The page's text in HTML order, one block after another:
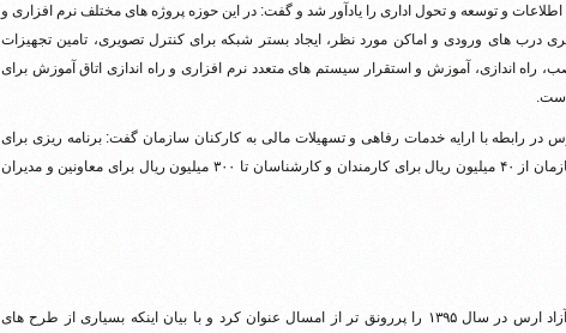
و توسعه و تحول اداری را یادآور شد و گفت: در این حوزه پروژه های مختلف نرم افزاری و
درب های ورودی و اماکن مورد نظر، ایجاد بستر شبکه برای کنترل تصویری، تامین تجهیزات
راه اندازی، آموزش و استقرار سیستم های متعدد نرم افزاری و راه اندازی اتاق آموزش برای
در رابطه با ارایه خدمات رفاهی و تسهیلات مالی به کارکنان سازمان گفت: برنامه ریزی برای
ارایه و پرداخت تسهیلات بانکی به کارکنان سازمان از ۴۰ میلیون ریال برای کارمندان و کارشناسان تا ۳۰۰ میلیون ریال برای معاونین و مدیران
وی خدمات رفاهی کارکنان سازمان منطقه آزاد ارس در سال ۱۳۹۵ را پررونق تر از امسال عنوان کرد و با بیان اینکه بسیاری از طرح های